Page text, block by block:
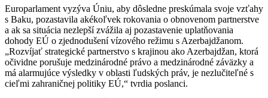
Europarlament vyzýva Úniu, aby dôsledne preskúmala svoje vzťahy
s Baku, pozastavila akékoľvek rokovania o obnovenom partnerstve
a ak sa situácia nezlepší zvážila aj pozastavenie uplatňovania
dohody EÚ o zjednodušení vízového režimu s Azerbajdžanom.
„Rozvíjať strategické partnerstvo s krajinou ako Azerbajdžan, ktorá
očividne porušuje medzinárodné právo a medzinárodné záväzky a
má alarmujúce výsledky v oblasti ľudských práv, je nezlučiteľné s
cieľmi zahraničnej politiky EÚ,“ tvrdia poslanci.